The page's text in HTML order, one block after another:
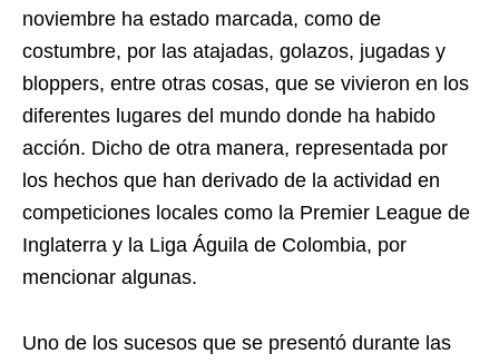
noviembre ha estado marcada, como de
costumbre, por las atajadas, golazos, jugadas y
bloppers, entre otras cosas, que se vivieron en los
diferentes lugares del mundo donde ha habido
acción. Dicho de otra manera, representada por
los hechos que han derivado de la actividad en
competiciones locales como la Premier League de
Inglaterra y la Liga Águila de Colombia, por
mencionar algunas.
Uno de los sucesos que se presentó durante las